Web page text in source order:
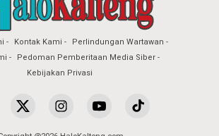
Kontak Kami
Perlindungan Wartawan
Pedoman Pemberitaan Media Siber
Kebijakan Privasi